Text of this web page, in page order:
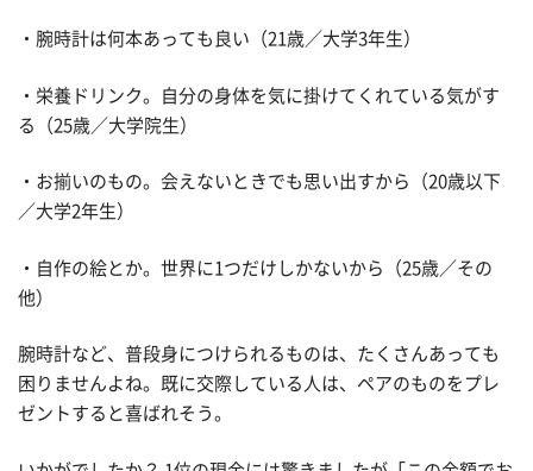
・腕時計は何本あっても良い（21歳／大学3年生）
・栄養ドリンク。自分の身体を気に掛けてくれている気がす
る（25歳／大学院生）
・お揃いのもの。会えないときでも思い出すから（20歳以下
／大学2年生）
・自作の絵とか。世界に1つだけしかないから（25歳／その
他）
腕時計など、普段身につけられるものは、たくさんあっても
困りませんよね。既に交際している人は、ペアのものをプレ
ゼントすると喜ばれそう。